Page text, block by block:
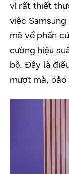
vì rất thiết
việc
mẽ về phần
cường hiệu
bộ. Đây là
mượt mà, bảo